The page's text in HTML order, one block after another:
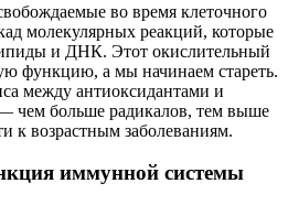
во время клеточного
молекулярных реакций, которые
и ДНК. Этот окислительный
функцию, а мы начинаем стареть.
между антиоксидантами и
чем больше радикалов, тем выше
к возрастным заболеваниям.
иммунной системы